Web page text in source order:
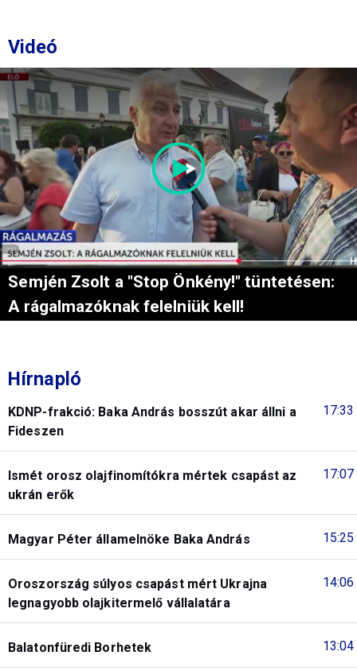
Videó
Semjén Zsolt a "Stop Önkény!" tüntetésen:
A rágalmazóknak felelniük kell!
Hírnapló
17:33
KDNP-frakció: Baka András bosszút akar állni a
Fideszen
17:07
Ismét orosz olajfinomítókra mértek csapást az
ukrán erők
15:25
Magyar Péter államelnöke Baka András
14:06
Oroszország súlyos csapást mért Ukrajna
legnagyobb olajkitermelő vállalatára
13:04
Balatonfüredi Borhetek